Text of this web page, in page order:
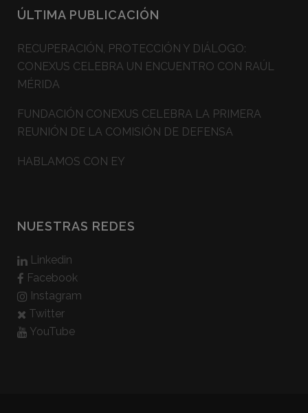
ÚLTIMA PUBLICACIÓN
RECUPERACIÓN, PROTECCIÓN Y DIÁLOGO:
CONEXUS CELEBRA UN ENCUENTRO CON RAÚL
MÉRIDA
FUNDACIÓN CONEXUS CELEBRA LA PRIMERA
REUNIÓN DE LA COMISIÓN DE DEFENSA
HABLAMOS CON EY
NUESTRAS REDES
Linkedin
Facebook
Instagram
Twitter
YouTube